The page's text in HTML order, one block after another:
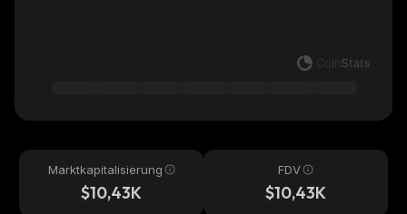
Marktkapitalisierung
$10,43K
FDV
$10,43K